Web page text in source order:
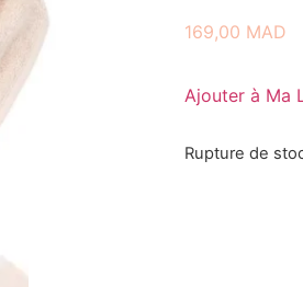
169,00 MAD
Ajouter à Ma
Rupture de